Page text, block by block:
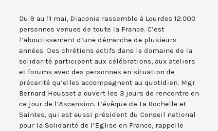
Du 9 au 11 mai, Diaconia rassemble à Lourdes 12.000
personnes venues de toute la France. C’est
l’aboutissement d’une démarche de plusieurs
années. Des chrétiens actifs dans le domaine de la
solidarité participent aux célébrations, aux ateliers
et forums avec des personnes en situation de
précarité qu’elles accompagnent au quotidien. Mgr
Bernard Housset a ouvert les 3 jours de rencontre en
ce jour de l’Ascension. L’évêque de La Rochelle et
Saintes, qui est aussi président du Conseil national
pour la Solidarité de l’Eglise en France, rappelle